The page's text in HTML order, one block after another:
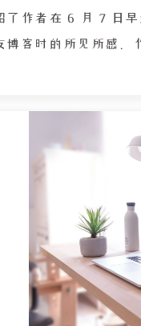
了作者在 6 月 7 日
博客时的所见所感。
个关键条件：学校
个人能适应高压并坚
者结合自身初中经
攀比、教材无趣而
参加过高考，但真
机会、考出水平。文
情，既释然又对未来
于 6 月 11 日前往广